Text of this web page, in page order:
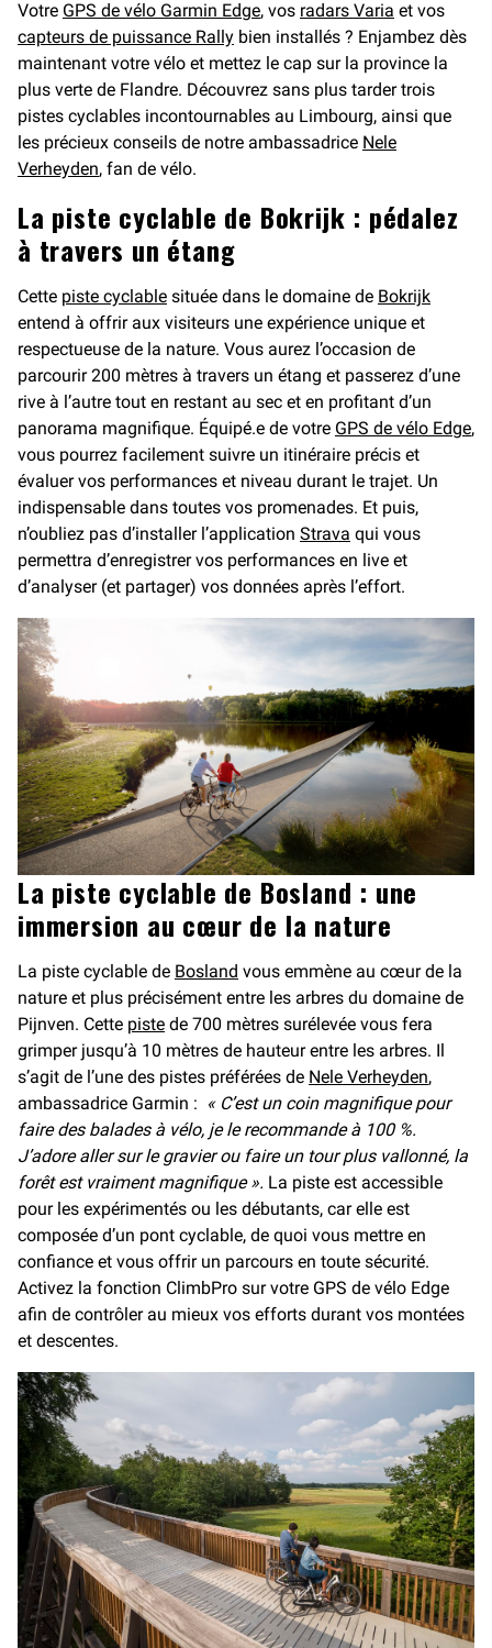
Votre GPS de vélo Garmin Edge, vos radars Varia et vos
capteurs de puissance Rally bien installés ? Enjambez dès
maintenant votre vélo et mettez le cap sur la province la
plus verte de Flandre. Découvrez sans plus tarder trois
pistes cyclables incontournables au Limbourg, ainsi que
les précieux conseils de notre ambassadrice Nele
Verheyden, fan de vélo.
La piste cyclable de Bokrijk : pédalez
à travers un étang
Cette piste cyclable située dans le domaine de Bokrijk
entend à offrir aux visiteurs une expérience unique et
respectueuse de la nature. Vous aurez l’occasion de
parcourir 200 mètres à travers un étang et passerez d’une
rive à l’autre tout en restant au sec et en profitant d’un
panorama magnifique. Équipé.e de votre GPS de vélo Edge,
vous pourrez facilement suivre un itinéraire précis et
évaluer vos performances et niveau durant le trajet. Un
indispensable dans toutes vos promenades. Et puis,
n’oubliez pas d’installer l’application Strava qui vous
permettra d’enregistrer vos performances en live et
d’analyser (et partager) vos données après l’effort.
La piste cyclable de Bosland : une
immersion au cœur de la nature
La piste cyclable de Bosland vous emmène au cœur de la
nature et plus précisément entre les arbres du domaine de
Pijnven. Cette piste de 700 mètres surélevée vous fera
grimper jusqu’à 10 mètres de hauteur entre les arbres. Il
s’agit de l’une des pistes préférées de Nele Verheyden,
ambassadrice Garmin : « C’est un coin magnifique pour
faire des balades à vélo, je le recommande à 100 %.
J’adore aller sur le gravier ou faire un tour plus vallonné, la
forêt est vraiment magnifique ». La piste est accessible
pour les expérimentés ou les débutants, car elle est
composée d’un pont cyclable, de quoi vous mettre en
confiance et vous offrir un parcours en toute sécurité.
Activez la fonction ClimbPro sur votre GPS de vélo Edge
afin de contrôler au mieux vos efforts durant vos montées
et descentes.